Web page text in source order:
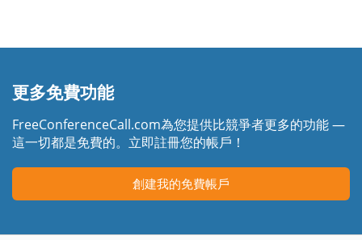
更多免費功能
FreeConferenceCall.com為您提供比競爭者更多的功能 —
這一切都是免費的。立即註冊您的帳戶！
創建我的免費帳戶